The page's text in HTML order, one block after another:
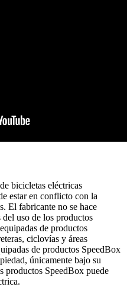
bicicletas eléctricas
estar en conflicto con la
El fabricante no se hace
del uso de los productos
de productos
ciclovías y áreas
de productos SpeedBox
únicamente bajo su
productos SpeedBox puede